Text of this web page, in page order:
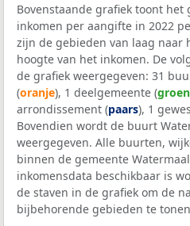
Bovenstaande grafiek toont
inkomen per aangifte in 2022
zijn de gebieden van laag naar
hoogte van het inkomen. De
de grafiek weergegeven: 31
(oranje), 1 deelgemeente (groen
arrondissement (paars), 1
Bovendien wordt de buurt
weergegeven. Alle buurten,
binnen de gemeente
inkomensdata beschikbaar is
de staven in de grafiek om de
bijbehorende gebieden te